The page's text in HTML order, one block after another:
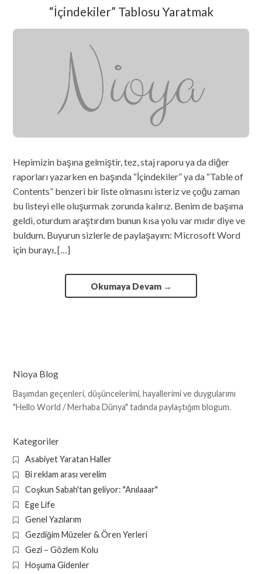
“İçindekiler” Tablosu Yaratmak
Hepimizin başına gelmiştir, tez, staj raporu ya da diğer
raporları yazarken en başında “İçindekiler” ya da “Table of
Contents” benzeri bir liste olmasını isteriz ve çoğu zaman
bu listeyi elle oluşurmak zorunda kalırız. Benim de başıma
geldi, oturdum araştırdım bunun kısa yolu var mıdır diye ve
buldum. Buyurun sizlerle de paylaşayım: Microsoft Word
için burayı, […]
Okumaya Devam →
Nioya Blog
Başımdan geçenleri, düşüncelerimi, hayallerimi ve duygularımı
"Hello World / Merhaba Dünya" tadında paylaştığım blogum.
Kategoriler
Asabiyet Yaratan Haller
Bi reklam arası verelim
Coşkun Sabah'tan geliyor: "Anılaaar"
Ege Life
Genel Yazılarım
Gezdiğim Müzeler & Ören Yerleri
Gezi – Gözlem Kolu
Hoşuma Gidenler